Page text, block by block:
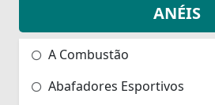
ANÉIS
A Combustão
Abafadores Esportivos